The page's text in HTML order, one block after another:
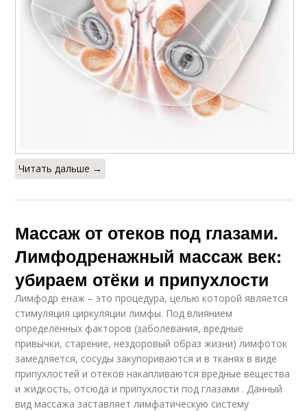
Читать дальше →
Массаж от отеков под глазами.
Лимфодренажный массаж век:
убираем отёки и припухлости
Лимфодр енаж – это процедура, целью которой является
стимуляция циркуляции лимфы. Под влиянием
определённых факторов (заболевания, вредные
привычки, старение, нездоровый образ жизни) лимфоток
замедляется, сосуды закупориваются и в тканях в виде
припухлостей и отеков накапливаются вредные вещества
и жидкость, отсюда и припухлости под глазами . Данный
вид массажа заставляет лимфатическую систему